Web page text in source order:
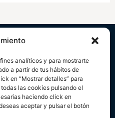
analíticos y para mostrarte
a partir de tus hábitos de
en “Mostrar detalles” para
las cookies pulsando el
haciendo click en
aceptar y pulsar el botón